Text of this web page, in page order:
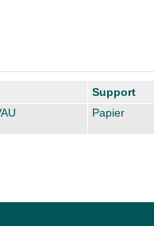
Support
Papier